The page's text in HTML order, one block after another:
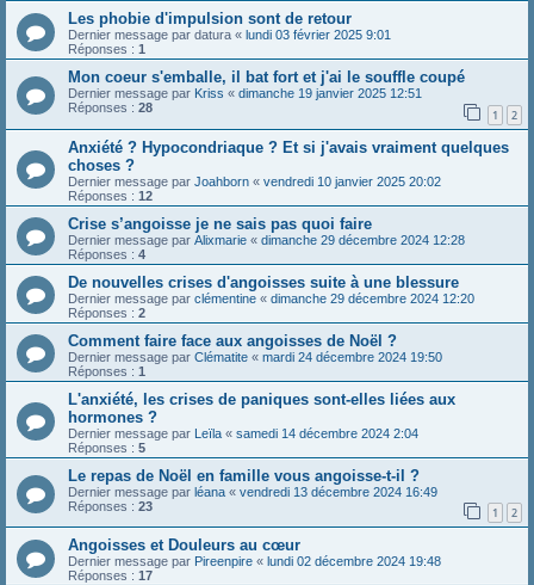
Les phobie d'impulsion sont de retour
Dernier message par datura « lundi 03 février 2025 9:01
Réponses : 1
Mon coeur s'emballe, il bat fort et j'ai le souffle coupé
Dernier message par Kriss « dimanche 19 janvier 2025 12:51
Réponses : 28 1 2
Anxiété ? Hypocondriaque ? Et si j'avais vraiment quelques
choses ?
Dernier message par Joahborn « vendredi 10 janvier 2025 20:02
Réponses : 12
Crise s’angoisse je ne sais pas quoi faire
Dernier message par Alixmarie « dimanche 29 décembre 2024 12:28
Réponses : 4
De nouvelles crises d'angoisses suite à une blessure
Dernier message par clémentine « dimanche 29 décembre 2024 12:20
Réponses : 2
Comment faire face aux angoisses de Noël ?
Dernier message par Clématite « mardi 24 décembre 2024 19:50
Réponses : 1
L'anxiété, les crises de paniques sont-elles liées aux
hormones ?
Dernier message par Leïla « samedi 14 décembre 2024 2:04
Réponses : 5
Le repas de Noël en famille vous angoisse-t-il ?
Dernier message par léana « vendredi 13 décembre 2024 16:49
Réponses : 23 1 2
Angoisses et Douleurs au cœur
Dernier message par Pireenpire « lundi 02 décembre 2024 19:48
Réponses : 17